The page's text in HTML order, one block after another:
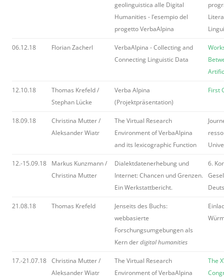
geolinguistica alle Digital
Humanities - l’esempio del
progetto VerbaAlpina
06.12.18 Florian Zacherl
VerbaAlpina - Collecting and
Connecting Linguistic Data
12.10.18
Thomas Krefeld /
Stephan Lücke
Verba Alpina
(Projektpräsentation)
First
18.09.18
Christina Mutter /
Aleksander Wiatr
The Virtual Research
Environment of VerbaAlpina
and its lexicographic Function
12.-15.09.18
Markus Kunzmann /
Christina Mutter
Dialektdatenerhebung und
Internet: Chancen und Grenzen.
Ein Werkstattbericht.
6.
21.08.18 Thomas Krefeld
Jenseits des Buchs:
webbasierte
Forschungsumgebungen als
Kern derdigital humanities
17.-21.07.18 Christina Mutter /
Aleksander Wiatr
The Virtual Research
Environment of VerbaAlpina
The